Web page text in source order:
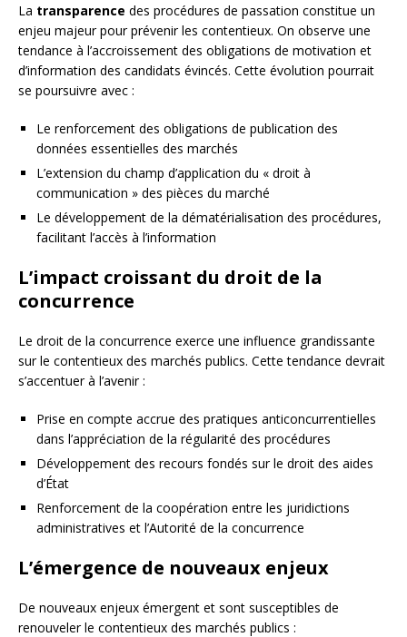
La transparence des procédures de passation constitue un
enjeu majeur pour prévenir les contentieux. On observe une
tendance à l’accroissement des obligations de motivation et
d’information des candidats évincés. Cette évolution pourrait
se poursuivre avec :
Le renforcement des obligations de publication des
données essentielles des marchés
L’extension du champ d’application du « droit à
communication » des pièces du marché
Le développement de la dématérialisation des procédures,
facilitant l’accès à l’information
L’impact croissant du droit de la
concurrence
Le droit de la concurrence exerce une influence grandissante
sur le contentieux des marchés publics. Cette tendance devrait
s’accentuer à l’avenir :
Prise en compte accrue des pratiques anticoncurrentielles
dans l’appréciation de la régularité des procédures
Développement des recours fondés sur le droit des aides
d’État
Renforcement de la coopération entre les juridictions
administratives et l’Autorité de la concurrence
L’émergence de nouveaux enjeux
De nouveaux enjeux émergent et sont susceptibles de
renouveler le contentieux des marchés publics :